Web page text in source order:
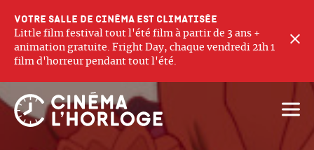
Votre salle de cinéma est climatisée
Little film festival tout l'été film à partir de 3 ans +
animation gratuite. Fright Day, chaque vendredi 21h 1
film d'horreur pendant tout l'été.